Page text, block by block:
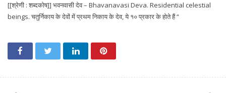
अयोध्या
[[श्रेणी : शब्दकोष]] भवनवासी देव – Bhavanavasi Deva. Residential celestial
beings. चतुर्निकाय के देवों में प्रथम निकाय के देव, ये १० प्रकार के होते हैं “